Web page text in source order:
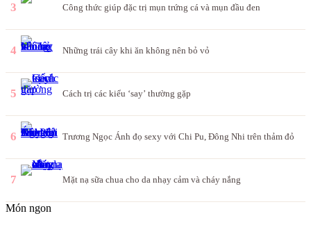
3 Công thức giúp đặc trị mụn trứng cá và mụn đầu đen
4 Những trái cây khi ăn không nên bỏ vỏ
5 Cách trị các kiểu ‘say’ thường gặp
6 Trương Ngọc Ánh đọ sexy với Chi Pu, Đông Nhi trên thảm đỏ
7 Mặt nạ sữa chua cho da nhạy cảm và cháy nắng
Món ngon